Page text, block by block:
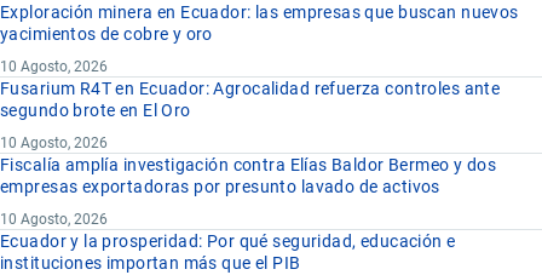
Exploración minera en Ecuador: las empresas que buscan nuevos
yacimientos de cobre y oro
10 Agosto, 2026
Fusarium R4T en Ecuador: Agrocalidad refuerza controles ante
segundo brote en El Oro
10 Agosto, 2026
Fiscalía amplía investigación contra Elías Baldor Bermeo y dos
empresas exportadoras por presunto lavado de activos
10 Agosto, 2026
Ecuador y la prosperidad: Por qué seguridad, educación e
instituciones importan más que el PIB